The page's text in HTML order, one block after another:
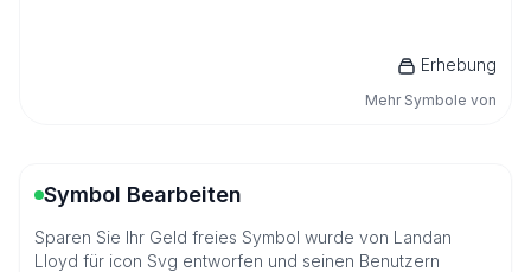
Erhebung
Mehr Symbole von
Symbol Bearbeiten
Sparen Sie Ihr Geld freies Symbol wurde von Landan
Lloyd für icon Svg entworfen und seinen Benutzern